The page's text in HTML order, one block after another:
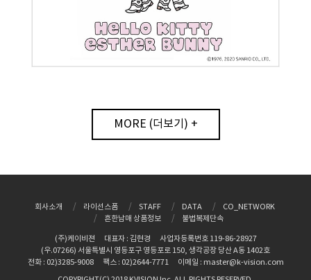
MORE (더보기) +
회사소개 라이선스폼 STAFF DATA
CO_NETWORK
흔한남매 상품정보
불법복제단속
(주)케이비젼 대표자 : 김현경
사업자등록번호 119-86-28927
(우.07266) 서울특별시 영등포구 영등포로 150, 생각공장 당산 A동 1402호
전화 : 02)3285-9008
팩스 : 02)2644-7771
이메일 : master@k-vision.com